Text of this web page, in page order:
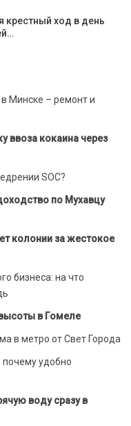
крестный ход в день
Минске – ремонт и
ввоза кокаина через
SOC?
по Мухавцу
колонии за жестокое
бизнеса: на что
в Гомеле
в метро от Свет Города
почему удобно
воду сразу в